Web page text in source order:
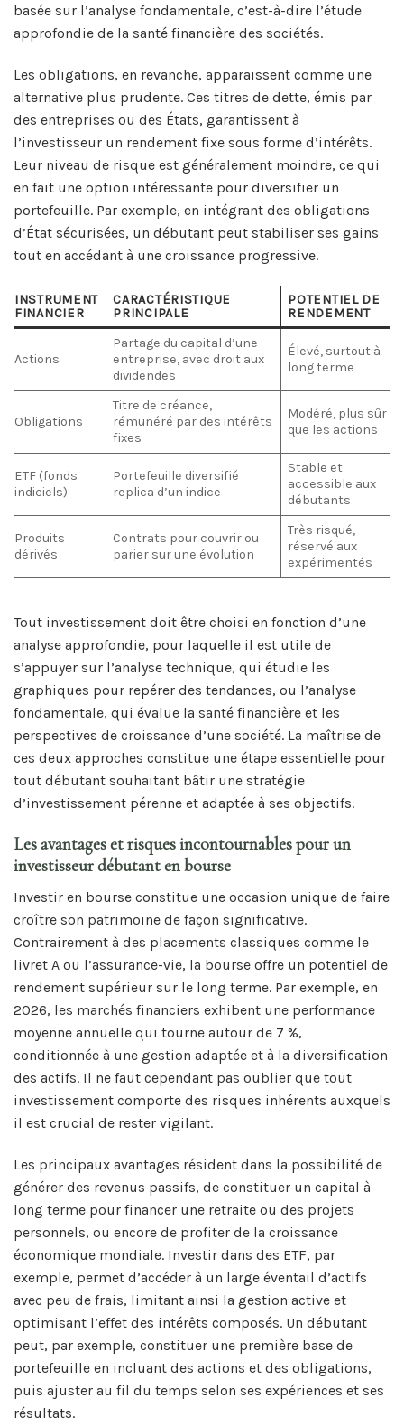
basée sur l’analyse fondamentale, c’est-à-dire l’étude
approfondie de la santé financière des sociétés.
Les obligations, en revanche, apparaissent comme une
alternative plus prudente. Ces titres de dette, émis par
des entreprises ou des États, garantissent à
l’investisseur un rendement fixe sous forme d’intérêts.
Leur niveau de risque est généralement moindre, ce qui
en fait une option intéressante pour diversifier un
portefeuille. Par exemple, en intégrant des obligations
d’État sécurisées, un débutant peut stabiliser ses gains
tout en accédant à une croissance progressive.
INSTRUMENT
FINANCIER
CARACTÉRISTIQUE
PRINCIPALE
POTENTIEL DE
RENDEMENT
Actions
Partage du capital d’une
entreprise, avec droit aux
dividendes
Élevé, surtout à
long terme
Obligations
Titre de créance,
rémunéré par des intérêts
fixes
Modéré, plus sûr
que les actions
ETF (fonds
indiciels)
Portefeuille diversifié
replica d’un indice
Stable et
accessible aux
débutants
Produits
dérivés
Contrats pour couvrir ou
parier sur une évolution
Très risqué,
réservé aux
expérimentés
Tout investissement doit être choisi en fonction d’une
analyse approfondie, pour laquelle il est utile de
s’appuyer sur l’analyse technique, qui étudie les
graphiques pour repérer des tendances, ou l’analyse
fondamentale, qui évalue la santé financière et les
perspectives de croissance d’une société. La maîtrise de
ces deux approches constitue une étape essentielle pour
tout débutant souhaitant bâtir une stratégie
d’investissement pérenne et adaptée à ses objectifs.
Les avantages et risques incontournables pour un
investisseur débutant en bourse
Investir en bourse constitue une occasion unique de faire
croître son patrimoine de façon significative.
Contrairement à des placements classiques comme le
livret A ou l’assurance-vie, la bourse offre un potentiel de
rendement supérieur sur le long terme. Par exemple, en
2026, les marchés financiers exhibent une performance
moyenne annuelle qui tourne autour de 7 %,
conditionnée à une gestion adaptée et à la diversification
des actifs. Il ne faut cependant pas oublier que tout
investissement comporte des risques inhérents auxquels
il est crucial de rester vigilant.
Les principaux avantages résident dans la possibilité de
générer des revenus passifs, de constituer un capital à
long terme pour financer une retraite ou des projets
personnels, ou encore de profiter de la croissance
économique mondiale. Investir dans des ETF, par
exemple, permet d’accéder à un large éventail d’actifs
avec peu de frais, limitant ainsi la gestion active et
optimisant l’effet des intérêts composés. Un débutant
peut, par exemple, constituer une première base de
portefeuille en incluant des actions et des obligations,
puis ajuster au fil du temps selon ses expériences et ses
résultats.